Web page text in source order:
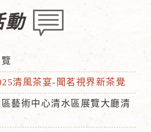
動
清風茶宴-聞茗視界新茶覺
藝術中心清水區展覽大廳清